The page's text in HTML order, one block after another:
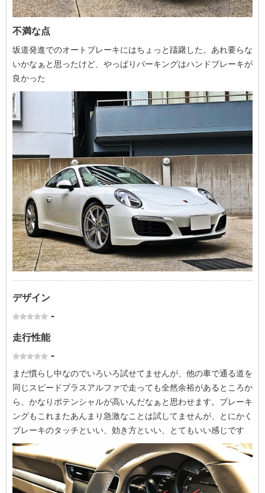
不満な点
坂道発進でのオートブレーキにはちょっと躊躇した。あれ要らな
いかなぁと思ったけど、やっぱりパーキングはハンドブレーキが
良かった
デザイン
-
走行性能
-
まだ慣らし中なのでいろいろ試せてませんが、他の車で通る道を
同じスピードプラスアルファで走っても全然余裕があるところか
ら、かなりポテンシャルが高いんだなぁと思わせます。ブレーキ
ングもこれまたあんまり急激なことは試してませんが、とにかく
ブレーキのタッチといい、効き方といい、とてもいい感じです